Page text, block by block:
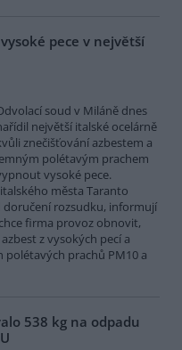
pece v největší
soud v Miláně dnes
největší italské ocelárně
znečišťování azbestem a
polétavým prachem
vysoké pece.
města Taranto
doručení rozsudku, informují
firma provoz obnovit,
z vysokých pecí a
prachů PM10 a
538 kg na odpadu